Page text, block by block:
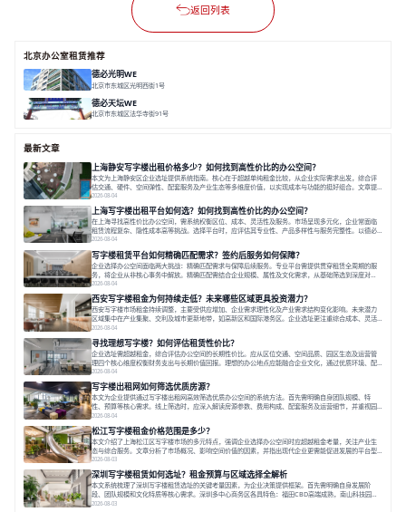
返回列表
北京办公室租赁推荐
德必光明WE
北京市东城区光明西街1号
德必天坛WE
北京市东城区法华寺街91号
最新文章
上海静安写字楼出租价格多少？如何找到高性价比的办公空间？
本文为上海静安区企业选址提供系统指南。核心在于超越单纯租金比较，从企业实际需求出发，综合评
估交通、硬件、空间弹性、配套服务及产业生态等多维度价值，以实现成本与功能的挺好组合。文章提
出打破固定工位思维，采用精装灵活空间与共享配套以提升性价比，并通过不同规模企业的实际案例加
以说明。之后指出，专业运营服务商提供的稳定环境、社群活动与产业集聚等增值服务，是很大化空间
价值、助力企业成长的关键。对于许多在
2026-08-04
上海写字楼出租平台如何选？如何找到高性价比的办公空间？
在上海寻找高性价比办公空间，需系统权衡区位、成本、灵活性及服务。市场呈现多元化，企业常面临
租赁流程复杂、隐性成本高等挑战。选择平台时，应评估其专业性、产品多样性与服务完整性。以德必
为例，其提供从空间到生态的解决方案，通过特色园区、灵活产品和丰富配套，满足不同企业需求。企
业应明确自身需求，实地考察，选择能支持长期发展、提升竞争力的办公空间。在上海寻找合适的办公
空间，对于企业行政负责人、中小企业主
2026-08-04
写字楼租赁平台如何精确匹配需求？签约后服务如何保障？
企业选择办公空间面临两大挑战：精确匹配需求与保障后续服务。专业平台需提供贯穿租赁全周期的服
务，将企业从非核心事务中解放。精确匹配需结合企业规模、属性及文化需求，从基础筛选到深度对
接；签约后则需构建覆盖硬件运维、共享配套及专业物业的全周期保障体系。德必集团通过标准化服务
与个性化运营结合，以全国布局和产业生态圈为企业提供稳定支持，体现了从信息撮合到深度服务的能
力转变。在为企业寻找办公空间的过程中，
2026-08-04
西安写字楼租金为何持续走低？未来哪些区域更具投资潜力？
西安写字楼市场租金持续调整，主要受供应增加、企业需求理性化及产业需求结构变化影响。未来潜力
区域集中在产业集聚、交利及城市更新地带，如高新区和国际港务区。企业选址更注重综合成本、灵活
性与员工体验，倾向于提供全包式服务的办公空间。专业运营方通过空间优化与社群服务，助力企业成
长，推动市场向多元化、高性价比方向发展。近年来，西安写字楼市场呈现出租金持续调整的态势，这
一现象引发了的广泛关注。作为西部重要
2026-08-04
寻找理想写字楼？如何评估租赁性价比？
企业选址需超越租金，综合评估办公空间的长期性价比。应从区位交通、空间品质、园区生态及运营管
理四个核心维度权衡财务支出与长期价值回报。理想的办公地点应能融合企业文化，通过优质环境、配
套服务及社群资源赋能业务增长，实现成本与价值的平衡。对于许多正在成长或寻求稳定发展的企业而
言，寻找一处合适的办公空间是一项至关重要的决策。这不仅关系到团队的日常工作效率与协作氛围，
更直接影响着企业的品牌形象、运营成本
2026-08-04
写字楼出租网如何筛选优质房源？
本文为企业提供通过写字楼出租网高效筛选优质办公空间的系统方法。首先需明确自身团队规模、特
性、预算等核心需求。线上筛选时，应深入解读房源参数、费用构成、配套服务及运营细节，并重视园
区产业生态与交通区位价值。同时，需考察运营方的品牌背景与持续服务能力。完成线上初选后，必须
进行线下实地验证，核对空间实景、测试设施、感受园区氛围并确认合同条款，从而做出精确决策。在
数字化时代，写字楼出租网已成为企业寻找
2026-08-04
松江写字楼租金价格范围是多少？
本文介绍了上海松江区写字楼市场的多元特点，强调企业选择办公空间时应超越租金考量，关注产业生
态与综合服务。文章分析了市场概况、影响空间价值的因素，并指出现代企业更需能促进发展的平台型
空间。之后，以德必集团为例，说明运营方如何通过构建服务生态助力企业成长，建议企业系统评估需
求与长期价值，选择匹配的发展载体。对于许多寻求在上海松江区设立或扩展办公空间的企业而言，了
解该区域的写字楼市场概况是决策的首先
2026-08-03
深圳写字楼租赁如何选址？租金预算与区域选择全解析
本文系统梳理了深圳写字楼租赁选址的关键考量因素，为企业决策提供框架。首先需明确自身发展阶
段、团队规模和文化特质等核心需求。深圳多中心商务区各具特色：福田CBD高端成熟，南山科技园创
新活力强，前海具政策优势。除传统写字楼外，创意产业园注重生态与社群，适合文创、科技类企业。
2026-08-03